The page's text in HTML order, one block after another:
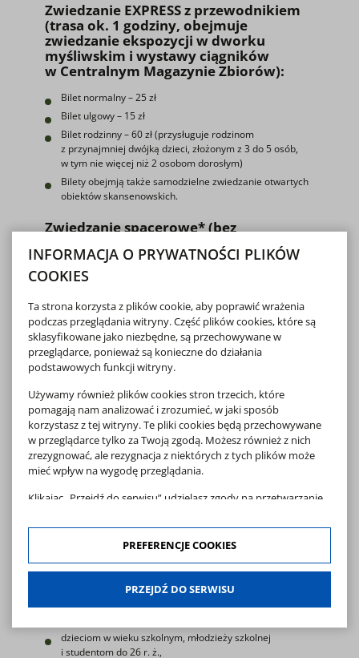
Zwiedzanie EXPRESS z przewodnikiem
(trasa ok. 1 godziny, obejmuje
zwiedzanie ekspozycji w dworku
myśliwskim i wystawy ciągników
w Centralnym Magazynie Zbiorów):
Bilet normalny – 25 zł
Bilet ulgowy – 15 zł
Bilet rodzinny – 60 zł (przysługuje rodzinom
z przynajmniej dwójką dzieci, złożonym z 3 do 5 osób,
w tym nie więcej niż 2 osobom dorosłym)
Bilety obejmją także samodzielne zwiedzanie otwartych
obiektów skansenowskich.
Zwiedzanie spacerowe* (bez
Bilet normalny – 20 zł
Bilet rodzinny – 48 zł (przysługuje rodzinom
z przynajmniej dwójką dzieci, złożonym z 3 do 5 osób,
w tym nie więcej niż 2 osobom dorosłym)
W ramach biletu spacerowego muzeum
Chaty z Piętek-Gręzek,
Chaty z Żer-Czubików,
Chaty z Koców-Schabów,
Chaty z Sak,
Dworku drobnoszlacheckiego z Zarąb.
Spichlerz z Olszy - Wystawa Plecionkarstwa
Spichlerz z Wykna - Wystawa Szewstwa i Grabarstwa
! Zwiedzanie pozostałych obiektów wyłącznie
Bilet ulgowy przysługuje:
dzieciom w wieku szkolnym, młodzieży szkolnej
i studentom do 26 r. ż.,
INFORMACJA O PRYWATNOŚCI PLIKÓW
COOKIES
Ta strona korzysta z plików cookie, aby poprawić wrażenia
podczas przeglądania witryny. Część plików cookies, które są
sklasyfikowane jako niezbędne, są przechowywane w
przeglądarce, ponieważ są konieczne do działania
podstawowych funkcji witryny.
Używamy również plików cookies stron trzecich, które
pomagają nam analizować i zrozumieć, w jaki sposób
korzystasz z tej witryny. Te pliki cookies będą przechowywane
w przeglądarce tylko za Twoją zgodą. Możesz również z nich
zrezygnować, ale rezygnacja z niektórych z tych plików może
mieć wpływ na wygodę przeglądania.
Klikając „Przejdź do serwisu” udzielasz zgody na przetwarzanie
naszej stronie. Dane są zbierane w celach zgodnych z naszą
polityką prywatnościorazpolityką cookies. Zgoda jest
klikając w "Preferencje cookies".
cookies.
PREFERENCJE COOKIES
PRZEJDŹ DO SERWISU